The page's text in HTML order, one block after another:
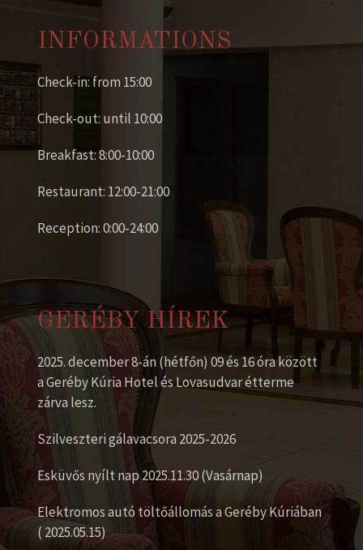
INFORMATIONS
Check-in: from 15:00
Check-out: until 10:00
Breakfast: 8:00-10:00
Restaurant: 12:00-21:00
Reception: 0:00-24:00
GERÉBY HÍREK
2025. december 8-án (hétfőn) 09 és 16 óra között
a Geréby Kúria Hotel és Lovasudvar étterme
zárva lesz.
Szilveszteri gálavacsora 2025-2026
Esküvős nyílt nap 2025.11.30 (Vasárnap)
Elektromos autó töltőállomás a Geréby Kúriában
( 2025.05.15)